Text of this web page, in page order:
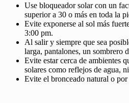
Use bloqueador solar con un
superior a 30 o más en toda la
Evite exponerse al sol más
3:00 pm.
Al salir y siempre que sea
larga, pantalones, un sombrero
Evite estar cerca de ambientes
solares como reflejos de agua,
Evite el bronceado natural o por